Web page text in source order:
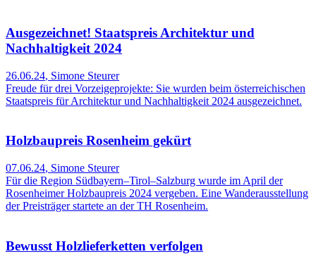
Ausgezeichnet! Staatspreis Architektur und
Nachhaltigkeit 2024
26.06.24, Simone Steurer
Freude für drei Vorzeigeprojekte: Sie wurden beim österreichischen
Staatspreis für Architektur und Nachhaltigkeit 2024 ausgezeichnet.
Holzbaupreis Rosenheim gekürt
07.06.24, Simone Steurer
Für die Region Südbayern–Tirol–Salzburg wurde im April der
Rosenheimer Holzbaupreis 2024 vergeben. Eine Wanderausstellung
der Preisträger startete an der TH Rosenheim.
Bewusst Holzlieferketten verfolgen